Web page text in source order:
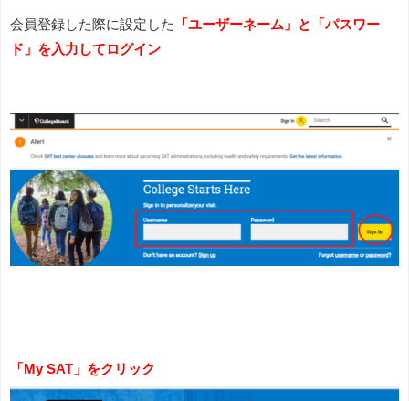
会員登録した際に設定した
「ユーザーネーム」と「パスワー
ド」を入力してログイン
「My SAT」をクリック